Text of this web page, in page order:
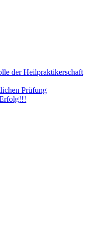
der Heilpraktikerschaft
Prüfung